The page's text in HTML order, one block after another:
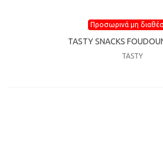
Προσωρινά μη
TASTY SNACKS
TASTY